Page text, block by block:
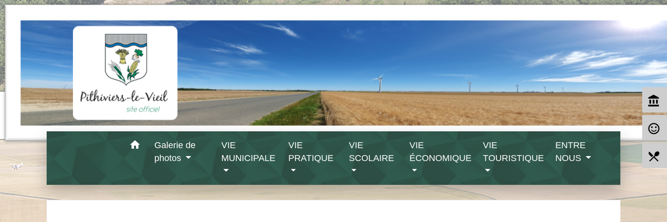
home
Galerie de
photos
VIE
MUNICIPALE
VIE
PRATIQUE
VIE
SCOLAIRE
VIE
ÉCONOMIQUE
VIE
TOURISTIQUE
ENTRE
NOUS
account_balance
sentiment_satisfied_alt
local_dining